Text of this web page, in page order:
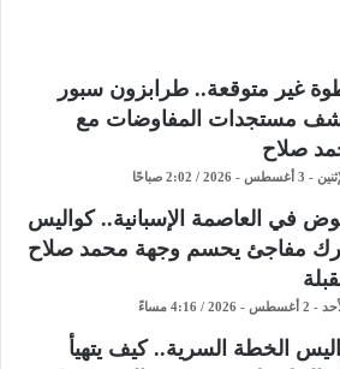
غير متوقعة.. طرابزون سبور
مستجدات المفاوضات مع
صلاح
- 3 أغسطس - 2026 / 2:02 صباحًا
في العاصمة الإسبانية.. كواليس
مفاجئ يحسم وجهة محمد صلاح
2 أغسطس - 2026 / 4:16 مساءً
الخطة السرية.. كيف يتهيأ